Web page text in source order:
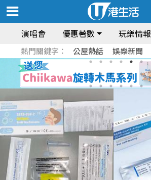
演唱會 優惠著數 玩樂情報
熱門關鍵字： 公屋熱話 娛樂新聞